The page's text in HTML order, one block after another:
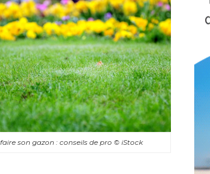
son gazon : conseils de pro © iStock